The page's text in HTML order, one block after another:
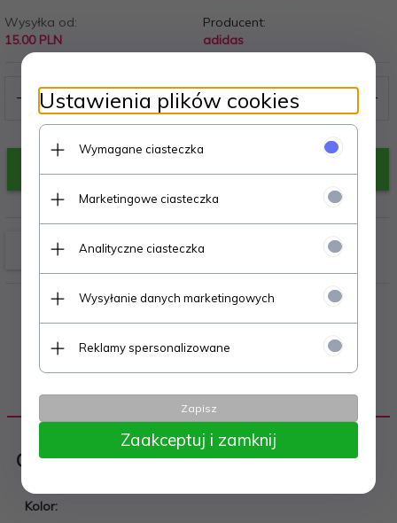
Wysyłka od:
15.00 PLN
Producent:
adidas
KUP TERAZ!
DANE TECHNICZNE
Odzież i obuwie miejskie
Kolor:
Ustawienia plików cookies
Wymagane ciasteczka
Marketingowe ciasteczka
Analityczne ciasteczka
Wysyłanie danych marketingowych
Reklamy spersonalizowane
Zapisz
Zaakceptuj i zamknij